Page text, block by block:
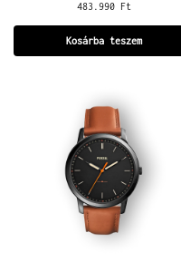
483.990 Ft
Kosárba teszem